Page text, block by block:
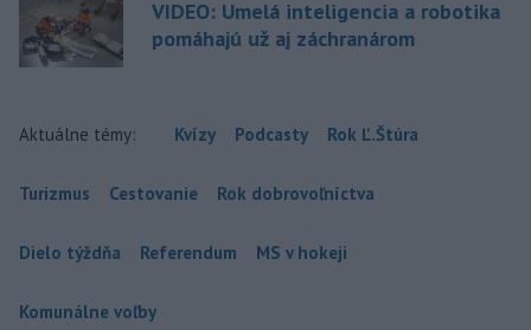
VIDEO: Umelá inteligencia a robotika
pomáhajú už aj záchranárom
Aktuálne témy: Kvízy Podcasty Rok Ľ.Štúra
Turizmus Cestovanie Rok dobrovoľníctva
Dielo týždňa Referendum MS v hokeji
Komunálne voľby